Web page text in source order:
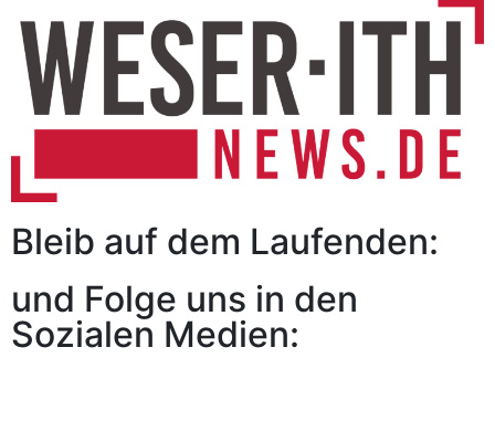
Bleib auf dem Laufenden:
und Folge uns in den
Sozialen Medien: